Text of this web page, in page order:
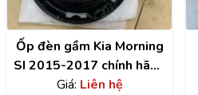
Ốp đèn gầm Kia Morning
SI 2015-2017 chính hãng
| 865221YBA0
Giá: Liên hệ